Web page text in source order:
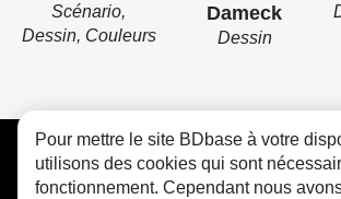
Scénario,
Dessin, Couleurs
Dameck
Dessin
CGU FAQ Contact
Pour mettre le site BDbase à votre
utilisons des cookies qui sont
fonctionnement. Cependant nous